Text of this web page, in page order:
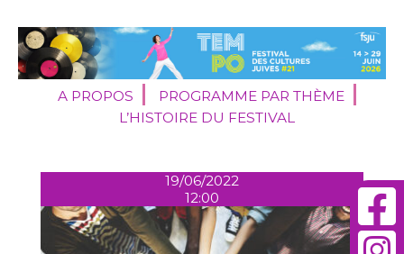
A PROPOS
PROGRAMME PAR THÈME
L’HISTOIRE DU FESTIVAL
19/06/2022
12:00